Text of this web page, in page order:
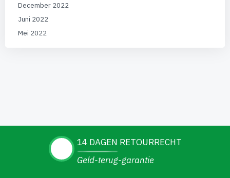
December 2022
Juni 2022
Mei 2022
14 DAGEN RETOURRECHT
Geld-terug-garantie